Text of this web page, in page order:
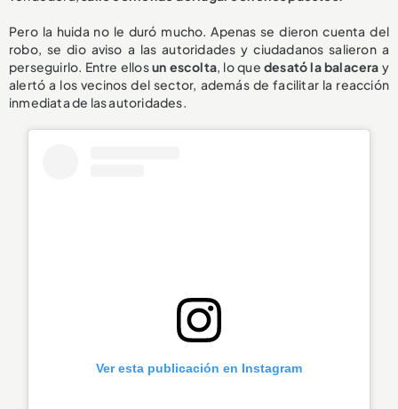
Pero la huida no le duró mucho. Apenas se dieron cuenta del
robo, se dio aviso a las autoridades y ciudadanos salieron a
perseguirlo. Entre ellosun escolta, lo que desató la balacera y
alertó a los vecinos del sector, además de facilitar la reacción
inmediata de las autoridades.
Ver esta publicación en Instagram